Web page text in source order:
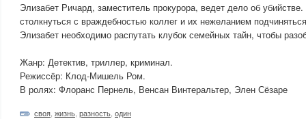
Элизабет Ричард, заместитель прокурора, ведет дело об
столкнуться с враждебностью коллег и их нежеланием
Элизабет необходимо распутать клубок семейных тайн, чтобы
Жанр: Детектив, триллер, криминал.
Режиссёр: Клод-Мишель Ром.
В ролях: Флоранс Пернель, Венсан Винтеральтер, Элен Сёзаре
своя жизнь разность один